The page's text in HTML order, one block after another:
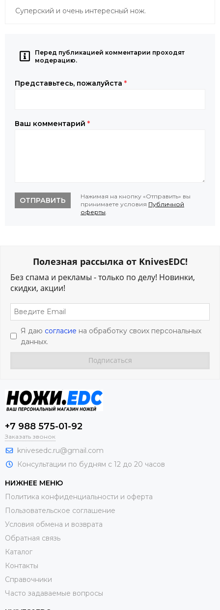
Суперский и очень интересный нож.
Перед публикацией комментарии проходят
модерацию.
Представьтесь, пожалуйста *
Ваш комментарий *
ОТПРАВИТЬ
Нажимая на кнопку «Отправить» вы
принимаете условия Публичной
оферты
Полезная рассылка от KnivesEDC!
Без спама и рекламы - только по делу! Новинки,
скидки, акции!
Я даю согласие на обработку своих персональных
данных.
+7 988 575-01-92
Заказать звонок
knivesedc.ru@gmail.com
Консультации по будням с 12 до 20 часов
НИЖНЕЕ МЕНЮ
Политика конфиденциальности и оферта
Пользовательское соглашение
Условия обмена и возврата
Обратная связь
Каталог
Контакты
Справочники
Часто задаваемые вопросы